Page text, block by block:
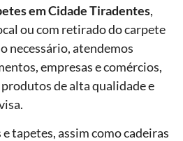
em Cidade Tiradentes,
ou com retirado do carpete
necessário, atendemos
empresas e comércios,
de alta qualidade e
e tapetes, assim como cadeiras